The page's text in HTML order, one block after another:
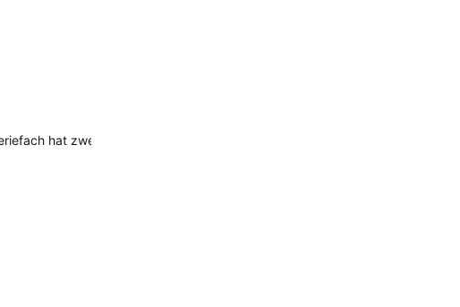
hat zwei Metallkontakte. In der Mulde und seitlich, wo der Deckel für